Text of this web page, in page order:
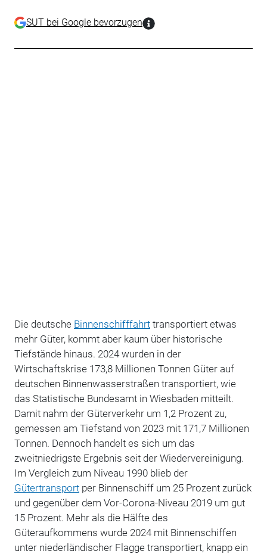
SUT bei Google bevorzugen
Die deutsche Binnenschifffahrttransportiert etwas
mehr Güter, kommt aber kaum über historische
Tiefstände hinaus. 2024 wurden in der
Wirtschaftskrise 173,8 Millionen Tonnen Güter auf
deutschen Binnenwasserstraßen transportiert, wie
das Statistische Bundesamt in Wiesbaden mitteilt.
Damit nahm der Güterverkehr um 1,2 Prozent zu,
gemessen am Tiefstand von 2023 mit 171,7 Millionen
Tonnen. Dennoch handelt es sich um das
zweitniedrigste Ergebnis seit der Wiedervereinigung.
Im Vergleich zum Niveau 1990 blieb der
Gütertransportper Binnenschiff um 25 Prozent zurück
und gegenüber dem Vor-Corona-Niveau 2019 um gut
15 Prozent. Mehr als die Hälfte des
Güteraufkommens wurde 2024 mit Binnenschiffen
unter niederländischer Flagge transportiert, knapp ein